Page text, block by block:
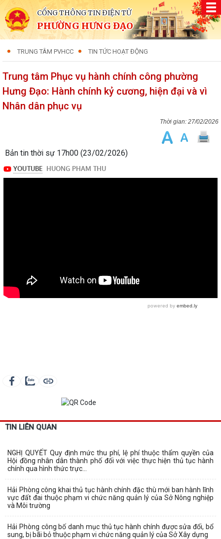
CỔNG THÔNG TIN ĐIỆN TỬ
PHƯỜNG HƯNG ĐẠO
TRUNG TÂM PVHCC TIN TỨC HOẠT ĐỘNG
Trung tâm Phục vụ hành chính công phường
Hưng Đạo: Hành chính kỷ cương, hiện đại và vì
Nhân dân phục vụ
27/02/2026
Bản tin thời sự 17h00 (23/02/2026)
TIN LIÊN QUAN
NGHỊ QUYẾT Quy định mức thu phí, lệ phí thuộc thẩm quyền của
Hội đồng nhân dân thành phố đối với việc thực hiện thủ tục hành
chính qua hình thức trực...
Hải Phòng công khai thủ tục hành chính đặc thù mới ban hành lĩnh
vực đất đai thuộc phạm vi chức năng quản lý của Sở Nông nghiệp
và Môi trường
Hải Phòng công bố danh mục thủ tục hành chính được sửa đổi, bổ
sung, bị bãi bỏ thuộc phạm vi chức năng quản lý của Sở Xây dựng